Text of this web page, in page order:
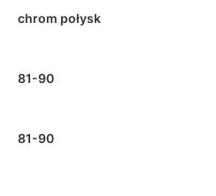
chrom połysk
81-90
81-90